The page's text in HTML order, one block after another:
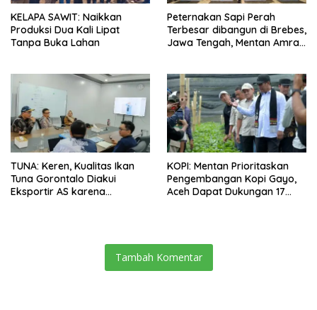
KELAPA SAWIT: Naikkan
Produksi Dua Kali Lipat
Tanpa Buka Lahan
Peternakan Sapi Perah
Terbesar dibangun di Brebes,
Jawa Tengah, Mentan Amran
TUNA: Keren, Kualitas Ikan
Tuna Gorontalo Diakui
Eksportir AS karena
KOPI: Mentan Prioritaskan
Pengembangan Kopi Gayo,
Aceh Dapat Dukungan 17
Tambah Komentar